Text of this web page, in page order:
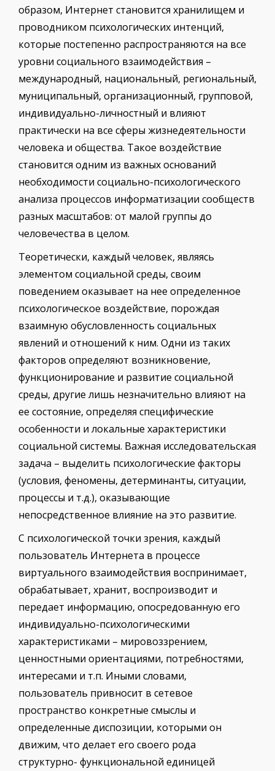
образом, Интернет становится хранилищем и
проводником психологических интенций,
которые постепенно распространяются на все
уровни социального взаимодействия –
международный, национальный, региональный,
муниципальный, организационный, групповой,
индивидуально-личностный и влияют
практически на все сферы жизнедеятельности
человека и общества. Такое воздействие
становится одним из важных оснований
необходимости социально-психологического
анализа процессов информатизации сообществ
разных масштабов: от малой группы до
человечества в целом.
Теоретически, каждый человек, являясь
элементом социальной среды, своим
поведением оказывает на нее определенное
психологическое воздействие, порождая
взаимную обусловленность социальных
явлений и отношений к ним. Одни из таких
факторов определяют возникновение,
функционирование и развитие социальной
среды, другие лишь незначительно влияют на
ее состояние, определяя специфические
особенности и локальные характеристики
социальной системы. Важная исследовательская
задача – выделить психологические факторы
(условия, феномены, детерминанты, ситуации,
процессы и т.д.), оказывающие
непосредственное влияние на это развитие.
С психологической точки зрения, каждый
пользователь Интернета в процессе
виртуального взаимодействия воспринимает,
обрабатывает, хранит, воспроизводит и
передает информацию, опосредованную его
индивидуально-психологическими
характеристиками – мировоззрением,
ценностными ориентациями, потребностями,
интересами и т.п. Иными словами,
пользователь привносит в сетевое
пространство конкретные смыслы и
определенные диспозиции, которыми он
движим, что делает его своего рода
структурно- функциональной единицей